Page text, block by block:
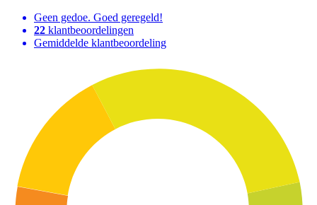
Geen gedoe. Goed geregeld!
22 klantbeoordelingen
Gemiddelde klantbeoordeling